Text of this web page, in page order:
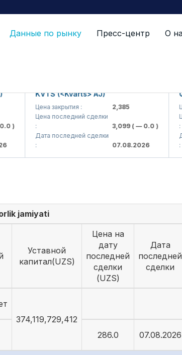
Данные по рынку Пресс-центр О
KVTS (<Kvarts> AJ)
Цена закрытия :
2,385
Цена последний сделки
3,099( — 0.0 )
Дата последней сделки
07.08.2026
jamiyati
Уставной
капитал(UZS)
Цена на
дату
последней
сделки
(UZS)
Дата
последней
сделки
374,119,729,412
286.0 07.08.2026